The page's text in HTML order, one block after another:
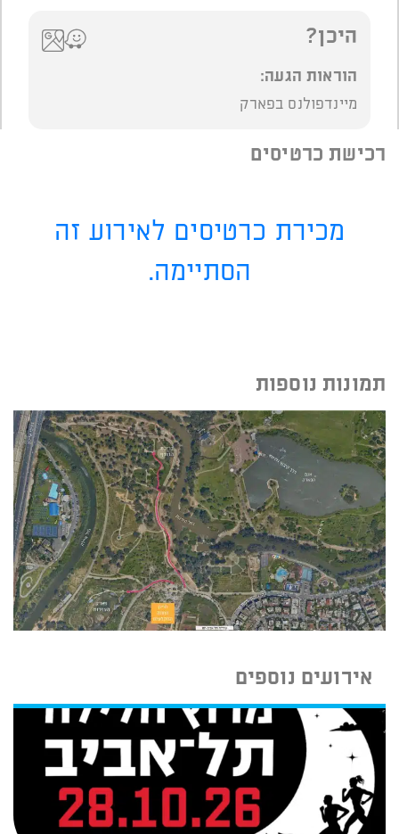
היכן?
הוראות הגעה:
מיינדפולנס בפארק
רכישת כרטיסים
מכירת כרטיסים לאירוע זה
הסתיימה.
תמונות נוספות
אירועים נוספים